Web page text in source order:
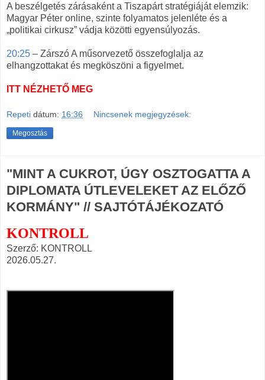
A beszélgetés zárásaként a Tiszapárt stratégiáját elemzik:
Magyar Péter online, szinte folyamatos jelenléte és a
„politikai cirkusz” vádja közötti egyensúlyozás.
20:25 – Zárszó A műsorvezető összefoglalja az
elhangzottakat és megköszöni a figyelmet.
ITT NÉZHETŐ MEG
Repeti dátum: 16:36 Nincsenek megjegyzések:
Megosztás
"MINT A CUKROT, ÚGY OSZTOGATTA A
DIPLOMATA ÚTLEVELEKET AZ ELŐZŐ
KORMÁNY" // SAJTÓTÁJÉKOZATÓ
KONTROLL
Szerző: KONTROLL
2026.05.27.